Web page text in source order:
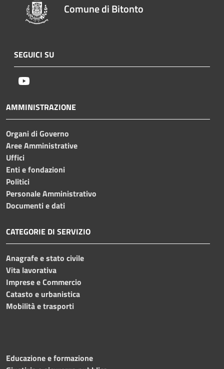
Comune di Bitonto
SEGUICI SU
AMMINISTRAZIONE
Organi di Governo
Aree Amministrative
Uffici
Enti e fondazioni
Politici
Personale Amministrativo
Documenti e dati
CATEGORIE DI SERVIZIO
Anagrafe e stato civile
Vita lavorativa
Imprese e Commercio
Catasto e urbanistica
Mobilità e trasporti
Educazione e formazione